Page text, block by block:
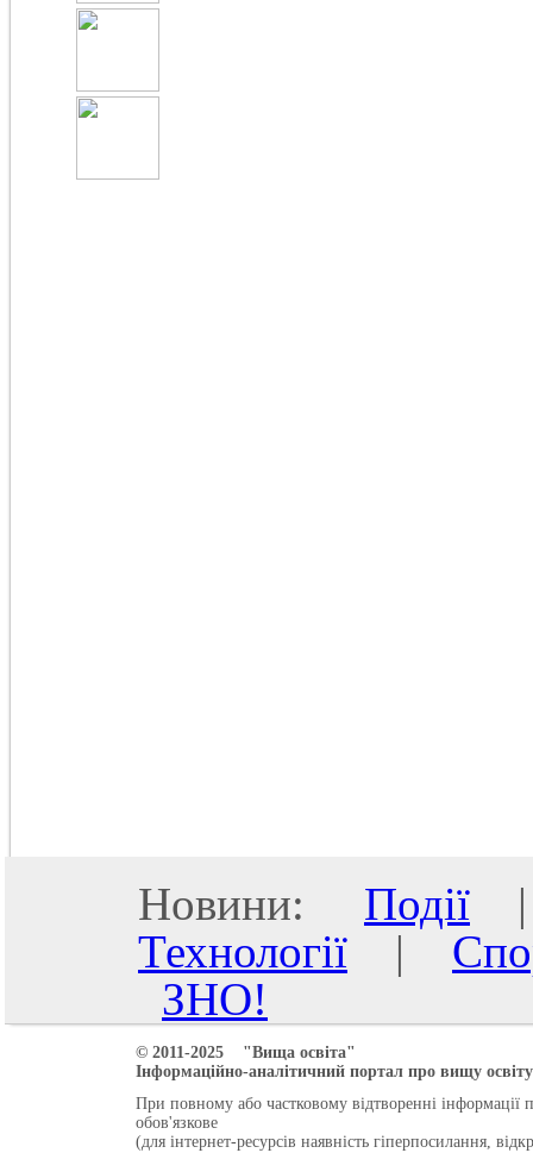
Новини: Події
Технології |
ЗНО!
© 2011-2025 "Вища освіта"
Інформаційно-аналітичний портал про вищу
При повному або частковому відтворенні інформації
обов'язкове
(для інтернет-ресурсів наявність гіперпосилання,